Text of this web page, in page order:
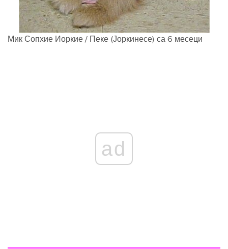
Мик Сопхие Иоркие / Пеке (Јоркинесе) са 6 месеци
ad